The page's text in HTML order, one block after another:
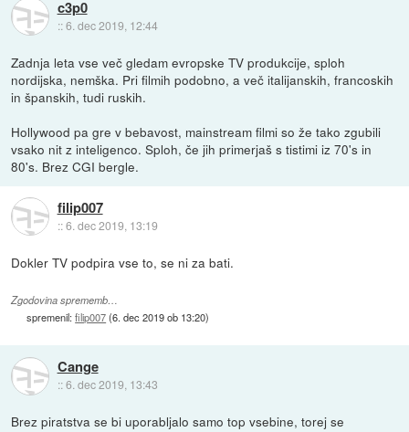
c3p0
::6. dec 2019, 12:44
Zadnja leta vse več gledam evropske TV produkcije, sploh
nordijska, nemška. Pri filmih podobno, a več italijanskih, francoskih
in španskih, tudi ruskih.
Hollywood pa gre v bebavost, mainstream filmi so že tako zgubili
vsako nit z inteligenco. Sploh, če jih primerjaš s tistimi iz 70's in
80's. Brez CGI bergle.
filip007
::6. dec 2019, 13:19
Dokler TV podpira vse to, se ni za bati.
Zgodovina sprememb…
spremenil:filip007(6. dec 2019 ob 13:20)
Cange
::6. dec 2019, 13:43
Brez piratstva se bi uporabljalo samo top vsebine, torej se